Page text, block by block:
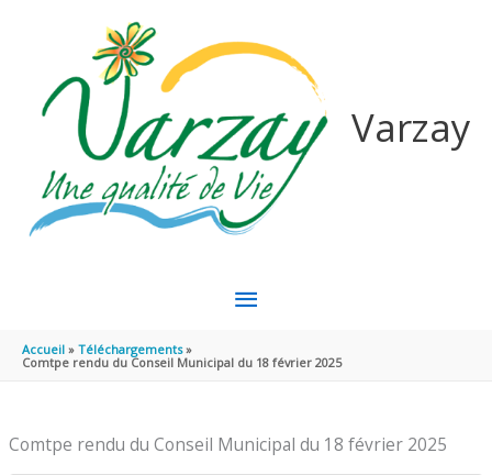
Varzay
MENU
PRINCIPAL
Accueil
Téléchargements
Comtpe rendu du Conseil Municipal du 18 février 2025
Comtpe rendu du Conseil Municipal du 18 février 2025